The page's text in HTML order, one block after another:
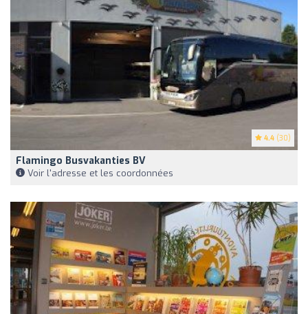
4.4 (30)
Flamingo Busvakanties BV
Voir l'adresse et les coordonnées